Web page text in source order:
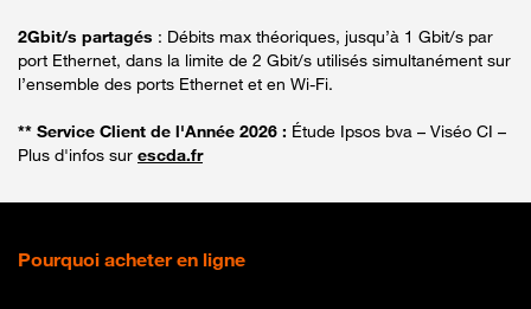
2Gbit/s partagés : Débits max théoriques, jusqu’à 1 Gbit/s par
port Ethernet, dans la limite de 2 Gbit/s utilisés simultanément sur
l’ensemble des ports Ethernet et en Wi-Fi.
** Service Client de l'Année 2026 : Étude Ipsos bva – Viséo CI –
Plus d'infos sur escda.fr
Pourquoi acheter en ligne